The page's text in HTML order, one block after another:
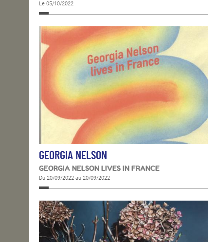
Le 05/10/2022
GEORGIA NELSON
GEORGIA NELSON LIVES IN FRANCE
Du 20/09/2022 au 20/09/2022